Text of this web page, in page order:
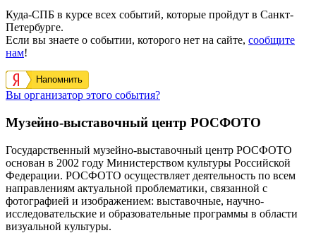
Куда-СПБ в курсе всех событий, которые пройдут в Санкт-
Петербурге.
Если вы знаете о событии, которого нет на сайте, сообщите
нам!
Напомнить
Вы организатор этого события?
Музейно-выставочный центр РОСФОТО
Государственный музейно-выставочный центр РОСФОТО
основан в 2002 году Министерством культуры Российской
Федерации. РОСФОТО осуществляет деятельность по всем
направлениям актуальной проблематики, связанной с
фотографией и изображением: выставочные, научно-
исследовательские и образовательные программы в области
визуальной культуры.